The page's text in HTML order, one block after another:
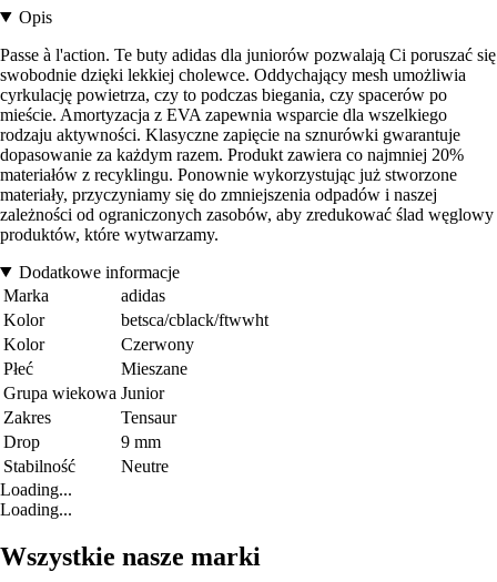
Opis
Passe à l'action. Te buty adidas dla juniorów pozwalają Ci poruszać się
swobodnie dzięki lekkiej cholewce. Oddychający mesh umożliwia
cyrkulację powietrza, czy to podczas biegania, czy spacerów po
mieście. Amortyzacja z EVA zapewnia wsparcie dla wszelkiego
rodzaju aktywności. Klasyczne zapięcie na sznurówki gwarantuje
dopasowanie za każdym razem. Produkt zawiera co najmniej 20%
materiałów z recyklingu. Ponownie wykorzystując już stworzone
materiały, przyczyniamy się do zmniejszenia odpadów i naszej
zależności od ograniczonych zasobów, aby zredukować ślad węglowy
produktów, które wytwarzamy.
Dodatkowe informacje
Marka
adidas
Kolor
betsca/cblack/ftwwht
Kolor
Czerwony
Płeć
Mieszane
Grupa wiekowa Junior
Zakres
Tensaur
Drop
9 mm
Stabilność
Neutre
Loading...
Loading...
Wszystkie nasze marki